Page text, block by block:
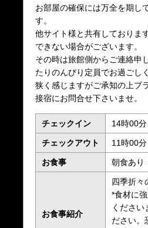
お部屋の確保には万全を期し
す。
他サイト様と共有しておりま
できない場合がございます。
その時は旅館側からご連絡申
たりのんびり定員でお過ごし
狭く感じますがご承知の上プ
接宿にお問合せ下さいませ。
チェックイン 14時00
チェックアウト 11時00
お食事 朝食あり
お食事紹介
四季折々
*食材に
ください
ださい。